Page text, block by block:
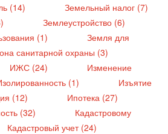
(14)
Земельный налог (7)
Землеустройство (6)
(1)
Земля для
санитарной охраны (3)
ИЖС (24)
Изменение
(1)
Изъятие
(12)
Ипотека (27)
(32)
Кадастровому
Кадастровый учет (24)